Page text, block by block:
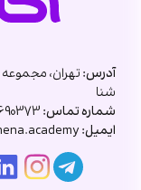
آدرس:تهران،
شنا
شماره تماس:
ایمیل: